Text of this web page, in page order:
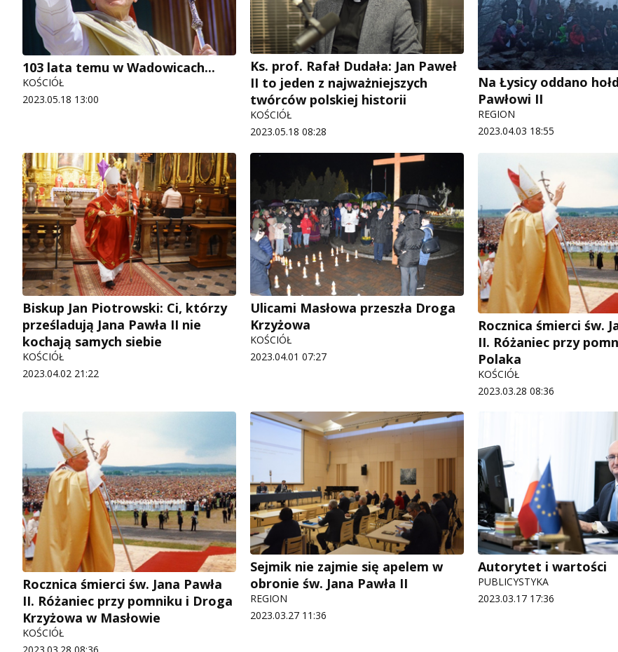
103 lata temu w Wadowicach...
KOŚCIÓŁ
2023.05.18 13:00
Ks. prof. Rafał Dudała: Jan Paweł
II to jeden z najważniejszych
twórców polskiej historii
KOŚCIÓŁ
2023.05.18 08:28
Na Łysicy oddano
Pawłowi II
REGION
2023.04.03 18:55
Biskup Jan Piotrowski: Ci, którzy
prześladują Jana Pawła II nie
kochają samych siebie
KOŚCIÓŁ
2023.04.02 21:22
Ulicami Masłowa przeszła Droga
Krzyżowa
KOŚCIÓŁ
2023.04.01 07:27
Rocznica śmierci św.
II. Różaniec przy
Polaka
KOŚCIÓŁ
2023.03.28 08:36
Rocznica śmierci św. Jana Pawła
II. Różaniec przy pomniku i Droga
Krzyżowa w Masłowie
KOŚCIÓŁ
Sejmik nie zajmie się apelem w
obronie św. Jana Pawła II
REGION
2023.03.27 11:36
Autorytet i wartości
PUBLICYSTYKA
2023.03.17 17:36